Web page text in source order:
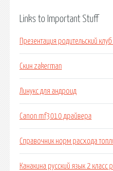
Links to Important Stuff
Презентация родительский
Скин zakerman
Линукс для андроид
Canon mf3010 драйвера
Справочник норм расхода
Канакина русский язык 2 класс